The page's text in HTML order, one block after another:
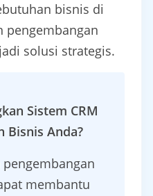
bisnis di
pengembangan
solusi strategis.
Sistem CRM
Bisnis Anda?
membantu